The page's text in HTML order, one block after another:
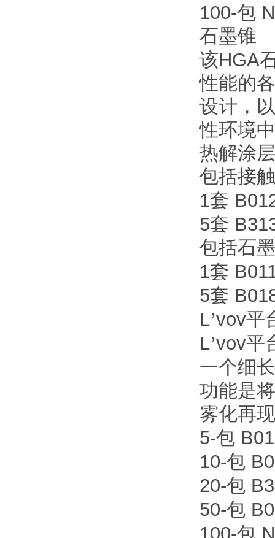
100-包
石墨锥
该HGA
性能的
设计，
性环境
热解涂
包括接
1套
5套
包括石
1套
5套
L’vov平
L’vov平
一个细
功能是
雾化再
5-包
10-包
20-包
50-包
100-包